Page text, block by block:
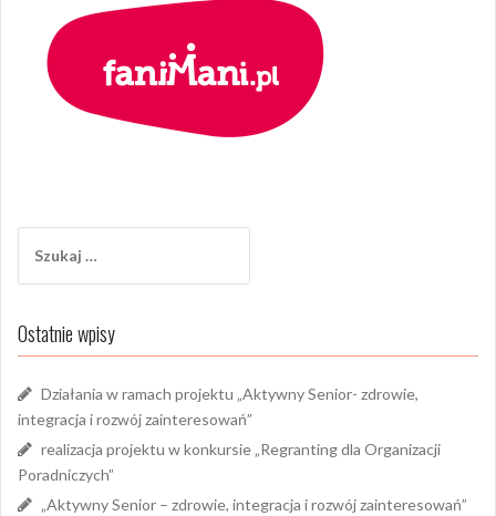
Ostatnie wpisy
Działania w ramach projektu „Aktywny Senior- zdrowie,
integracja i rozwój zainteresowań”
realizacja projektu w konkursie „Regranting dla Organizacji
Poradniczych”
„Aktywny Senior – zdrowie, integracja i rozwój zainteresowań”